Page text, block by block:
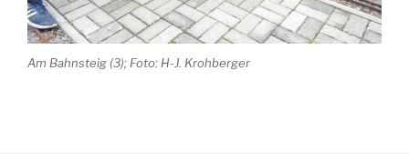
Am Bahnsteig (3); Foto: H-J. Krohberger